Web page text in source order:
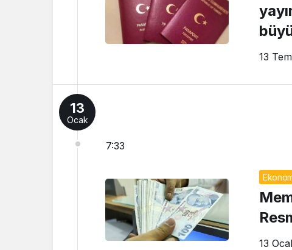
13
13
Ocak
7:33
13